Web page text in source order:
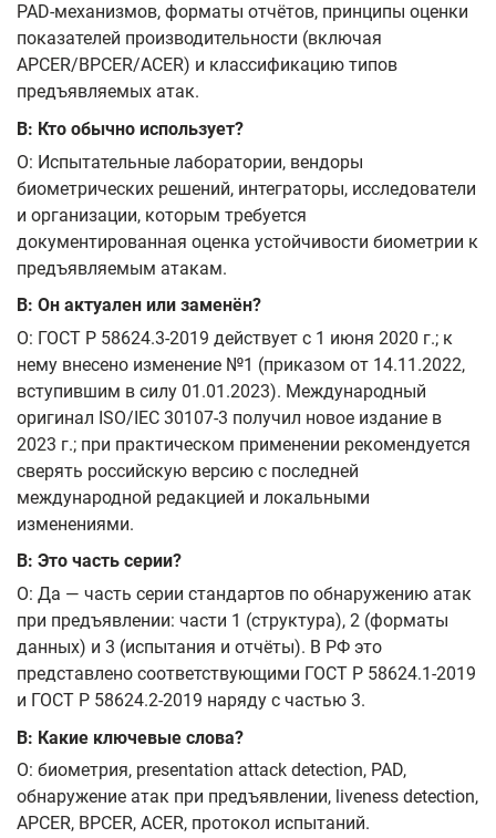
PAD‑механизмов, форматы отчётов, принципы оценки
показателей производительности (включая
APCER/BPCER/ACER) и классификацию типов
предъявляемых атак.
В: Кто обычно использует?
О: Испытательные лаборатории, вендоры
биометрических решений, интеграторы, исследователи
и организации, которым требуется
документированная оценка устойчивости биометрии к
предъявляемым атакам.
В: Он актуален или заменён?
О: ГОСТ Р 58624.3-2019 действует с 1 июня 2020 г.; к
нему внесено изменение №1 (приказом от 14.11.2022,
вступившим в силу 01.01.2023). Международный
оригинал ISO/IEC 30107-3 получил новое издание в
2023 г.; при практическом применении рекомендуется
сверять российскую версию с последней
международной редакцией и локальными
изменениями.
В: Это часть серии?
О: Да — часть серии стандартов по обнаружению атак
при предъявлении: части 1 (структура), 2 (форматы
данных) и 3 (испытания и отчёты). В РФ это
представлено соответствующими ГОСТ Р 58624.1-2019
и ГОСТ Р 58624.2-2019 наряду с частью 3.
В: Какие ключевые слова?
О: биометрия, presentation attack detection, PAD,
обнаружение атак при предъявлении, liveness detection,
APCER, BPCER, ACER, протокол испытаний.